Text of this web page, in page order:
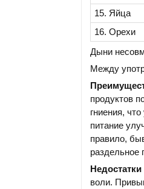
15. Яйца
16. Орехи
Дыни
Между
продуктов
гниения,
питание
правило,
раздельное
воли.